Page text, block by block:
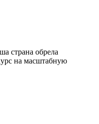
страна обрела
на масштабную